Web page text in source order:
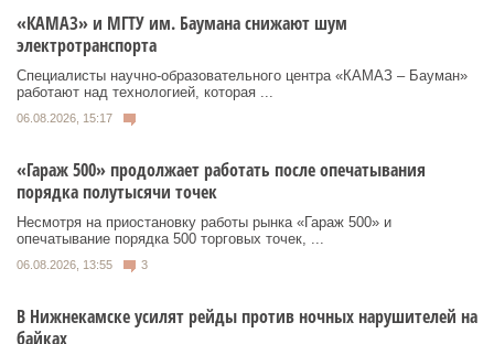
«КАМАЗ» и МГТУ им. Баумана снижают шум
электротранспорта
Специалисты научно-образовательного центра «КАМАЗ – Бауман»
работают над технологией, которая ...
06.08.2026, 15:17
«Гараж 500» продолжает работать после опечатывания
порядка полутысячи точек
Несмотря на приостановку работы рынка «Гараж 500» и
опечатывание порядка 500 торговых точек, ...
06.08.2026, 13:55 3
В Нижнекамске усилят рейды против ночных нарушителей на
байках